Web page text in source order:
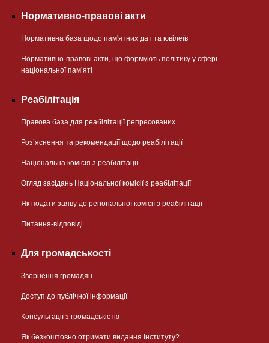
Нормативно-правові акти
Нормативна база щодо пам'ятних дат та ювілеїв
Нормативно-правові акти, що формують політику у сфері
національної памʼяті
Реабілітація
Правова база для реабілітації репресованих
Розʼяснення та рекомендації щодо реабілітації
Національна комісія з реабілітації
Огляд засідань Національної комісії з реабілітації
Як подати заяву до регіональної комісії з реабілітації
Питання-відповіді
Для громадськості
Звернення громадян
Доступ до публічної інформації
Консультації з громадськістю
Як безкоштовно отримати видання Інституту?